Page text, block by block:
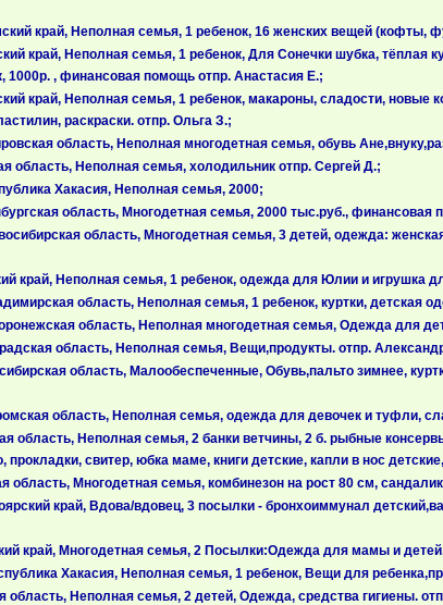
край, Неполная семья, 1 ребенок, 16 женских вещей (кофты,
край, Неполная семья, 1 ребенок, Для Сонечки шубка, тёплая
1000р. , финансовая помощь отпр. Анастасия Е.;
край, Неполная семья, 1 ребенок, макароны, сладости, новые
раскраски. отпр. Ольга З.;
область, Неполная многодетная семья, обувь
область, Неполная семья, холодильник отпр. Сергей Д.;
Хакасия, Неполная семья, 2000;
область, Многодетная семья, 2000 тыс.руб., финансовая
область, Многодетная семья, 3 детей, одежда:
край, Неполная семья, 1 ребенок, одежда для Юлии и игрушка
область, Неполная семья, 1 ребенок, куртки, детская
область, Неполная многодетная семья, Одежда для
область, Неполная семья, Вещи,продукты. отпр.
область, Малообеспеченные, Обувь,пальто зимнее,
область, Неполная семья, одежда для девочек и туфли,
область, Неполная семья, 2 банки ветчины, 2 б. рыбные
свитер, юбка маме, книги детские, капли в нос
область, Многодетная семья, комбинезон на рост 80 см,
край, Вдова/вдовец, 3 посылки - бронхоиммунал
край, Многодетная семья, 2 Посылки:Одежда для мамы и
Хакасия, Неполная семья, 1 ребенок, Вещи для
область, Неполная семья, 2 детей, Одежда, средства гигиены.